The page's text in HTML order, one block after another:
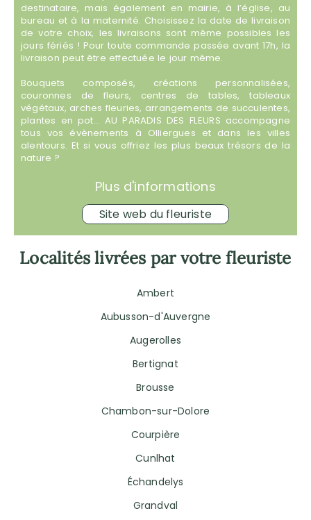
destinataire, mais également en mairie, à l’église, au
bureau et à la maternité. Choisissez la date de livraison
de votre choix, les livraisons sont même possibles les
jours fériés ! Pour toute commande passée avant 17h, la
livraison peut être effectuée le jour même.
Bouquets composés, créations personnalisées,
couronnes de fleurs, centres de tables, tableaux
végétaux, arches fleuries, arrangements de succulentes,
plantes en pot… AU PARADIS DES FLEURS accompagne
tous vos évènements à Olliergues et dans les villes
alentours. Et si vous offriez les plus beaux trésors de la
nature ?
Plus d'informations
Site web du fleuriste
Localités livrées par votre fleuriste
Ambert
Aubusson-d'Auvergne
Augerolles
Bertignat
Brousse
Chambon-sur-Dolore
Courpière
Cunlhat
Échandelys
Grandval